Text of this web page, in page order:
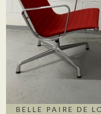
BELLE PAIRE DE